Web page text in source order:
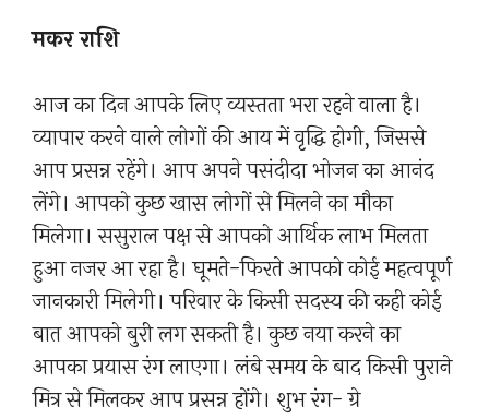
मकर राशि
आज का दिन आपके लिए व्यस्तता भरा रहने वाला है।
व्यापार करने वाले लोगों की आय में वृद्धि होगी, जिससे
आप प्रसन्न रहेंगे। आप अपने पसंदीदा भोजन का आनंद
लेंगे। आपको कुछ खास लोगों से मिलने का मौका
मिलेगा। ससुराल पक्ष से आपको आर्थिक लाभ मिलता
हुआ नजर आ रहा है। घूमते-फिरते आपको कोई महत्वपूर्ण
जानकारी मिलेगी। परिवार के किसी सदस्य की कही कोई
बात आपको बुरी लग सकती है। कुछ नया करने का
आपका प्रयास रंग लाएगा। लंबे समय के बाद किसी पुराने
मित्र से मिलकर आप प्रसन्न होंगे। शुभ रंग- ग्रे